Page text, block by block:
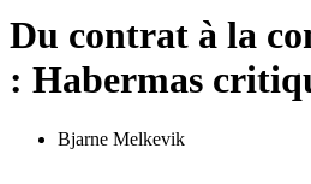
Du contrat à la
: Habermas
Bjarne Melkevik